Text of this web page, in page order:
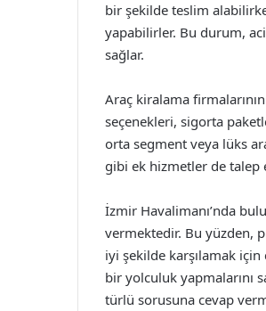
bir şekilde teslim
yapabilirler. Bu durum,
sağlar.
Araç kiralama
seçenekleri, sigorta
orta segment veya lüks
gibi ek hizmetler de talep
İzmir Havalimanı’nda
vermektedir. Bu yüzden,
iyi şekilde karşılamak
bir yolculuk yapmalarını
türlü sorusuna cevap